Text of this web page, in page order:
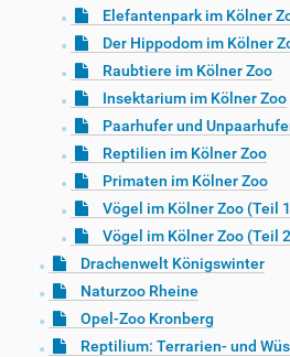
Elefantenpark im Kölner
Der Hippodom im Kölner
Raubtiere im Kölner Zoo
Insektarium im Kölner Zoo
Paarhufer und
Reptilien im Kölner Zoo
Primaten im Kölner Zoo
Vögel im Kölner Zoo (Teil
Vögel im Kölner Zoo (Teil
Drachenwelt Königswinter
Naturzoo Rheine
Opel-Zoo Kronberg
Reptilium: Terrarien- und